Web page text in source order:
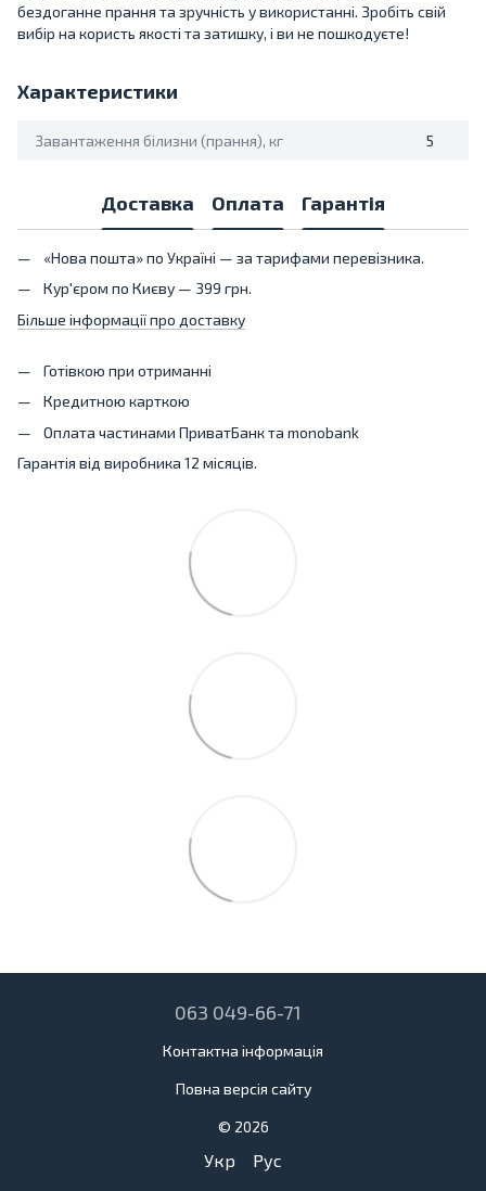
бездоганне прання та зручність у використанні. Зробіть свій
вибір на користь якості та затишку, і ви не пошкодуєте!
Характеристики
Завантаження білизни (прання), кг 5
Доставка Оплата Гарантія
«Нова пошта» по Україні — за тарифами перевізника.
Кур'єром по Києву — 399 грн.
Більше інформації про доставку
Готівкою при отриманні
Кредитною карткою
Оплата частинами ПриватБанк та monobank
Гарантія від виробника 12 місяців.
063 049-66-71
Контактна інформація
Повна версія сайту
© 2026
Укр Рус